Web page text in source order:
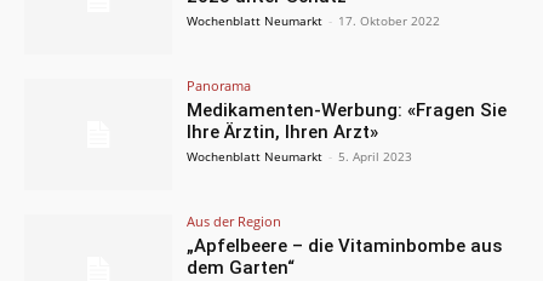
Wochenblatt Neumarkt - 17. Oktober 2022
Panorama
Medikamenten-Werbung: «Fragen Sie
Ihre Ärztin, Ihren Arzt»
Wochenblatt Neumarkt - 5. April 2023
Aus der Region
„Apfelbeere – die Vitaminbombe aus
dem Garten“